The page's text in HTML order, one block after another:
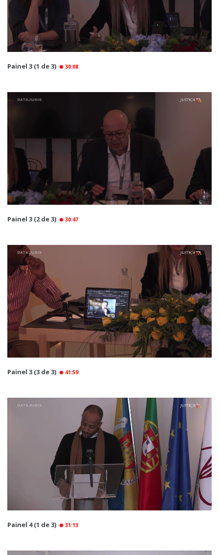
Painel 3 (1 de 3) 30:08
Painel 3 (2 de 3) 30:47
Painel 3 (3 de 3) 41:59
Painel 4 (1 de 3) 31:13